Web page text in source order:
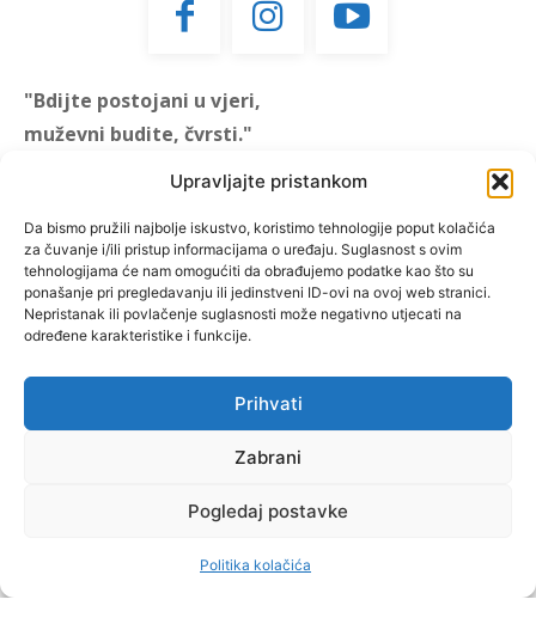
Upravljajte pristankom
Da bismo pružili najbolje iskustvo, koristimo tehnologije poput kolačića
za čuvanje i/ili pristup informacijama o uređaju. Suglasnost s ovim
tehnologijama će nam omogućiti da obrađujemo podatke kao što su
ponašanje pri pregledavanju ili jedinstveni ID-ovi na ovoj web stranici.
Nepristanak ili povlačenje suglasnosti može negativno utjecati na
određene karakteristike i funkcije.
Prihvati
Zabrani
Pogledaj postavke
Politika kolačića
"Bdijte postojani u vjeri,
muževni budite, čvrsti."
"Muževni budite" prvi je
hrvatski portal za katoličke
muškarce koji pokušava
reafirmirati u današnje
vrijeme itekako narušen
biblijski koncept muževnosti,
koji pokušavamo osvijetliti iz
više aspekata, prigodnih
rubrika i poticajnih inicijativa.